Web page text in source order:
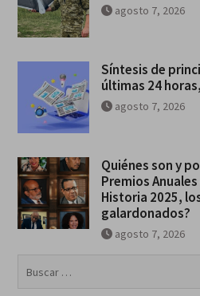
agosto 7, 2026
Síntesis de
últimas 24
agosto 7, 2026
Quiénes son y
Premios
Historia 2025,
galardonados?
agosto 7, 2026